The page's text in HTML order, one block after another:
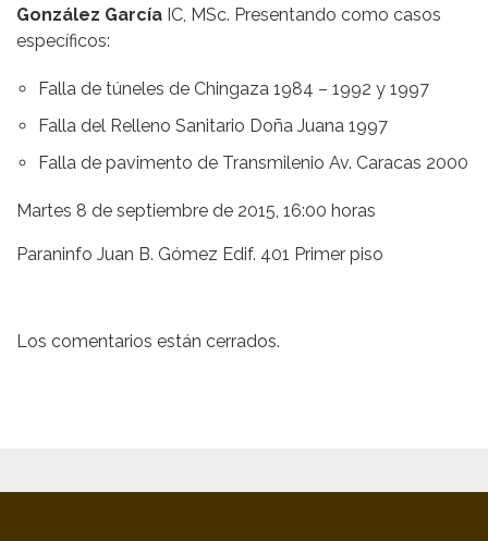
González García IC, MSc. Presentando como casos
específicos:
Falla de túneles de Chingaza 1984 – 1992 y 1997
Falla del Relleno Sanitario Doña Juana 1997
Falla de pavimento de Transmilenio Av. Caracas 2000
Martes 8 de septiembre de 2015, 16:00 horas
Paraninfo Juan B. Gómez Edif. 401 Primer piso
Los comentarios están cerrados.